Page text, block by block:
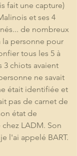
fait une capture)
et ses 4
de nombreux
personne pour
tous les 5 à
3 chiots avaient
ne savait
était identifiée et
pas de carnet de
état de
LADM. Son
l'ai appelé BART.